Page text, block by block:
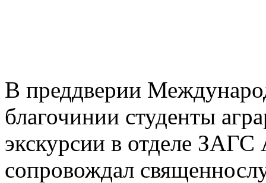
В преддверии
благочинии студенты
экскурсии в отделе ЗАГС
сопровождал